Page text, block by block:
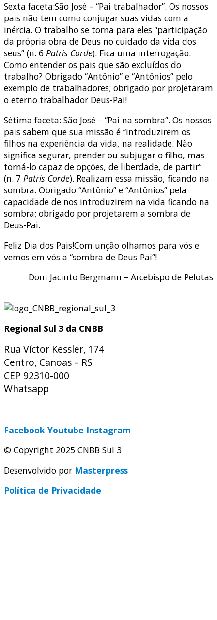
Sexta faceta:São José – “Pai trabalhador”. Os nossos
pais não tem como conjugar suas vidas com a
inércia. O trabalho se torna para eles “participação
da própria obra de Deus no cuidado da vida dos
seus” (n. 6 Patris Corde). Fica uma interrogação:
Como entender os pais que são excluídos do
trabalho? Obrigado “Antônio” e “Antônios” pelo
exemplo de trabalhadores; obrigado por projetaram
o eterno trabalhador Deus-Pai!
Sétima faceta: São José – “Pai na sombra”. Os nossos
pais sabem que sua missão é “introduzirem os
filhos na experiência da vida, na realidade. Não
significa segurar, prender ou subjugar o filho, mas
torná-lo capaz de opções, de liberdade, de partir”
(n. 7 Patris Corde). Realizam essa missão, ficando na
sombra. Obrigado “Antônio” e “Antônios” pela
capacidade de nos introduzirem na vida ficando na
sombra; obrigado por projetarem a sombra de
Deus-Pai.
Feliz Dia dos Pais!Com unção olhamos para vós e
vemos em vós a “sombra de Deus-Pai”!
Dom Jacinto Bergmann – Arcebispo de Pelotas
Regional Sul 3 da CNBB
Rua Víctor Kessler, 174
Centro, Canoas – RS
CEP 92310-000
Whatsapp
Facebook Youtube Instagram
© Copyright 2025 CNBB Sul 3
Desenvolvido por Masterpress
Política de Privacidade